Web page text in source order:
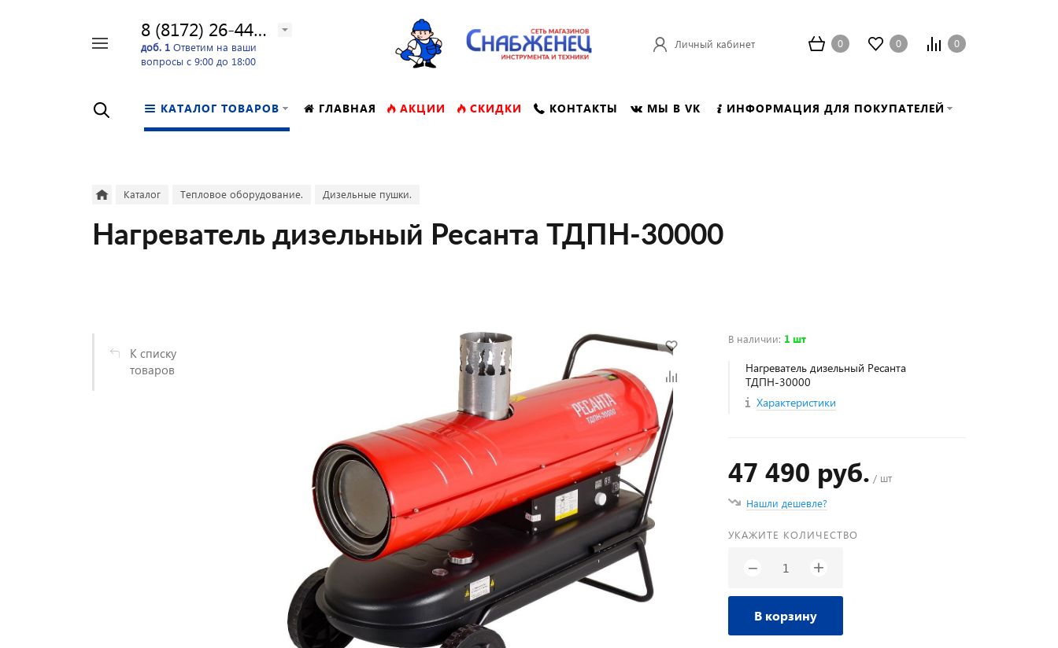
8 (8172) 26-44-24
доб. 1 Ответим на ваши
вопросы с 9:00 до 18:00
Личный кабинет 0 0 0
КАТАЛОГ ТОВАРОВ ГЛАВНАЯ АКЦИИ СКИДКИ КОНТАКТЫ МЫ В VK ИНФОРМАЦИЯ ДЛЯ ПОКУПАТЕЛЕЙ
Каталог Тепловое оборудование. Дизельные пушки.
Нагреватель дизельный Ресанта ТДПН-30000
К списку
товаров
В наличии: 1 шт
Нагреватель дизельный Ресанта
ТДПН-30000
Характеристики
47 490 руб. / шт
Нашли дешевле?
УКАЖИТЕ КОЛИЧЕСТВО
− +
В корзину